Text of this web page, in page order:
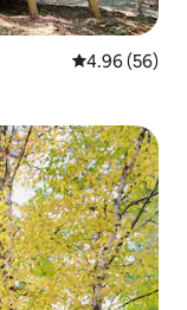
從 56 則評價
4.96 (56)